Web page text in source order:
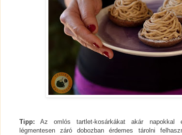
Tipp: Az omlós tartlet-kosárkákat akár napokkal
légmentesen záró dobozban érdemes tárolni